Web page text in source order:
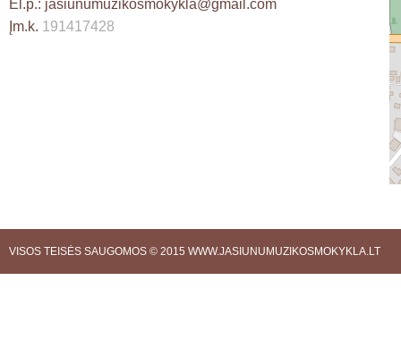
El.p.: jasiunumuzikosmokykla@gmail.com
Įm.k. 191417428
VISOS TEISĖS SAUGOMOS © 2015 WWW.JASIUNUMUZIKOSMOKYKLA.LT